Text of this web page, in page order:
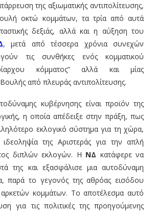
της αξιωματικής αντιπολίτευσης,
οκτώ κομμάτων, τα τρία από αυτά
δεξιάς, αλλά και η αύξηση του
, μετά από τέσσερα χρόνια συνεχών
τις συνθήκες ενός κομματικού
κόμματος” αλλά και μίας
από πλευράς αντιπολίτευσης.
κυβέρνησης είναι προϊόν της
η οποία απέδειξε στην πράξη, πως
εκλογικό σύστημα για τη χώρα,
της Αριστεράς για την απλή
διπλών εκλογών. Η ΝΔ κατάφερε να
της και εξασφάλισε μια αυτοδύναμη
παρά το γεγονός της αθρόας εισόδου
κομμάτων. Το αποτέλεσμα αυτό
για τις πολιτικές της προηγούμενης